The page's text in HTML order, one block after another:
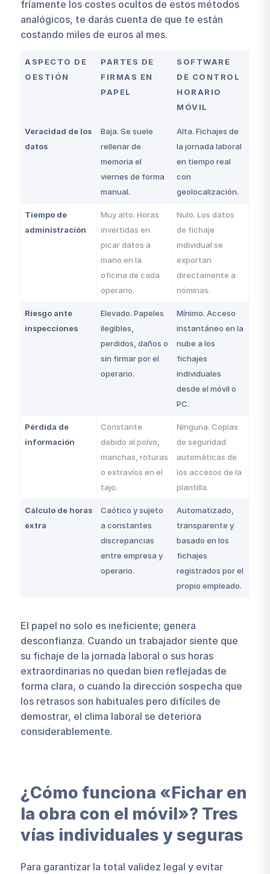
fríamente los costes ocultos de estos métodos
analógicos, te darás cuenta de que te están
costando miles de euros al mes.
ASPECTO DE
GESTIÓN
PARTES DE
FIRMAS EN
PAPEL
SOFTWARE
DE CONTROL
HORARIO
MÓVIL
Veracidad de los
datos
Baja. Se suele
rellenar de
memoria el
viernes de forma
manual.
Alta. Fichajes de
la jornada laboral
en tiempo real
con
geolocalización.
Tiempo de
administración
Muy alto. Horas
invertidas en
picar datos a
mano en la
oficina de cada
operario.
Nulo. Los datos
de fichaje
individual se
exportan
directamente a
nóminas.
Riesgo ante
inspecciones
Elevado. Papeles
ilegibles,
perdidos, daños o
sin firmar por el
operario.
Mínimo. Acceso
instantáneo en la
nube a los
fichajes
individuales
desde el móvil o
PC.
Pérdida de
información
Constante
debido al polvo,
manchas, roturas
o extravíos en el
tajo.
Ninguna. Copias
de seguridad
automáticas de
los accesos de la
plantilla.
Cálculo de horas
extra
Caótico y sujeto
a constantes
discrepancias
entre empresa y
operario.
Automatizado,
transparente y
basado en los
fichajes
registrados por el
propio empleado.
El papel no solo es ineficiente; genera
desconfianza. Cuando un trabajador siente que
su fichaje de la jornada laboral o sus horas
extraordinarias no quedan bien reflejadas de
forma clara, o cuando la dirección sospecha que
los retrasos son habituales pero difíciles de
demostrar, el clima laboral se deteriora
considerablemente.
¿Cómo funciona «Fichar en
la obra con el móvil»? Tres
vías individuales y seguras
Para garantizar la total validez legal y evitar